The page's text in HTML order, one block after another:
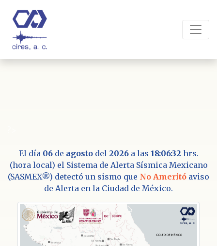
El día 06de agostodel 2026 a las 18:06:32 hrs.
(hora local) el Sistema de Alerta Sísmica Mexicano
(SASMEX®) detectó un sismo que No Ameritó aviso
de Alerta en la Ciudad de México.